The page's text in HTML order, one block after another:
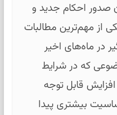
صدور احکام جدید و
از مهم‌ترین مطالبات
در ماه‌های اخیر
که در شرایط
قابل توجه
بیشتری پیدا